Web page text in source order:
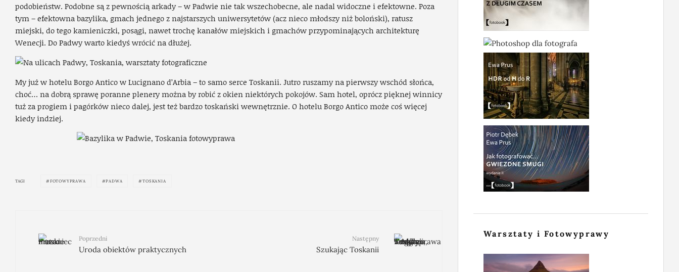
podobieństw. Podobne są z pewnością arkady – w Padwie nie tak wszechobecne, ale nadal widoczne i efektowne. Poza
tym – efektowna bazylika, gmach jednego z najstarszych uniwersytetów (acz nieco młodszy niż boloński), ratusz
miejski, do tego kamieniczki, posągi, nawet trochę kanałów miejskich i gmachów przypominających architekturę
Wenecji. Do Padwy warto kiedyś wrócić na dłużej.
My już w hotelu Borgo Antico w Lucignano d’Arbia – to samo serce Toskanii. Jutro ruszamy na pierwszy wschód słońca,
choć… na dobrą sprawę poranne plenery można by robić z okien niektórych pokojów. Sam hotel, oprócz pięknej winnicy
tuż za progiem i pagórków nieco dalej, jest też bardzo toskański wewnętrznie. O hotelu Borgo Antico może coś więcej
kiedy indziej.
TAGI FOTOWYPRAWA PADWA TOSKANIA
Poprzedni
Uroda obiektów praktycznych
Następny
Szukając Toskanii
Warsztaty i Fotowyprawy